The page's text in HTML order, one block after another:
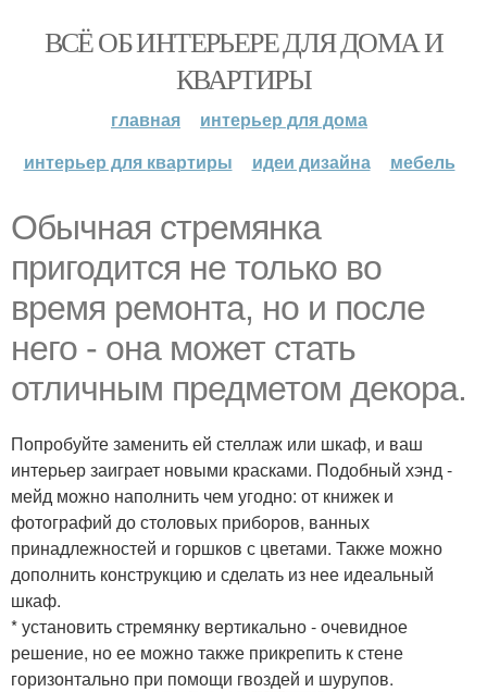
ВСЁ ОБ ИНТЕРЬЕРЕ ДЛЯ ДОМА И
КВАРТИРЫ
главная
интерьер для дома
интерьер для квартиры
идеи дизайна мебель
Обычная стремянка
пригодится не только во
время ремонта, но и после
него - она может стать
отличным предметом декора.
Попробуйте заменить ей стеллаж или шкаф, и ваш
интерьер заиграет новыми красками. Подобный хэнд -
мейд можно наполнить чем угодно: от книжек и
фотографий до столовых приборов, ванных
принадлежностей и горшков с цветами. Также можно
дополнить конструкцию и сделать из нее идеальный
шкаф.
* установить стремянку вертикально - очевидное
решение, но ее можно также прикрепить к стене
горизонтально при помощи гвоздей и шурупов.